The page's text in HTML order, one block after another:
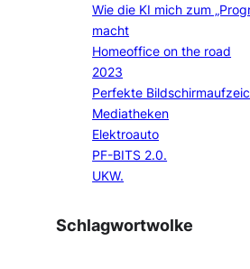
Wie die KI mich zum
macht
Homeoffice on the road
2023
Perfekte
Mediatheken
Elektroauto
PF-BITS 2.0.
UKW.
Schlagwortwolke